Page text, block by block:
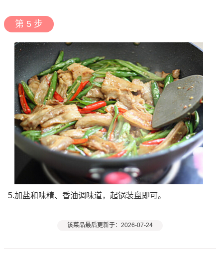
第 5 步
5.加盐和味精、香油调味道，起锅装盘即可。
该菜品最后更新于：2026-07-24